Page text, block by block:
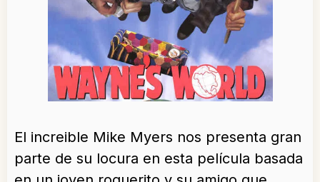
El increible Mike Myers nos presenta gran
parte de su locura en esta película basada